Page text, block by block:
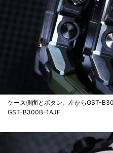
ケース側面とボタン。左からGST-
GST-B300B-1AJF